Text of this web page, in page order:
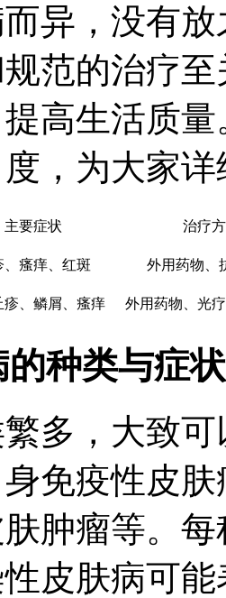
异，没有
范的治疗
高生活质
，为大家
主要症状 治疗
、瘙痒、红斑 外用药物、
疹、鳞屑、瘙痒 外用药物、光
种类与症状
多，大致
免疫性皮
肿瘤等。
皮肤病可